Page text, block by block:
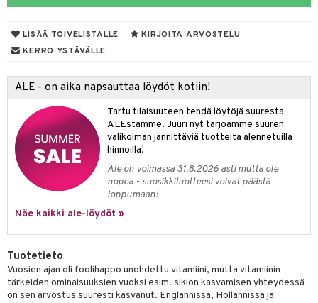
LISÄÄ TOIVELISTALLE
KIRJOITA ARVOSTELU
KERRO YSTÄVÄLLE
ALE - on aika napsauttaa löydöt kotiin!
Tartu tilaisuuteen tehdä löytöjä suuresta
ALEstamme. Juuri nyt tarjoamme suuren
valikoiman jännittäviä tuotteita alennetuilla
hinnoilla!
Ale on voimassa 31.8.2026 asti mutta ole
nopea - suosikkituotteesi voivat päästä
loppumaan!
Näe kaikki ale-löydöt »
Tuotetieto
Vuosien ajan oli foolihappo unohdettu vitamiini, mutta vitamiinin
tärkeiden ominaisuuksien vuoksi esim. sikiön kasvamisen yhteydessä
on sen arvostus suuresti kasvanut. Englannissa, Hollannissa ja
kuorinta
lihakset
intoleranssi
rasvahapot
säätelevät